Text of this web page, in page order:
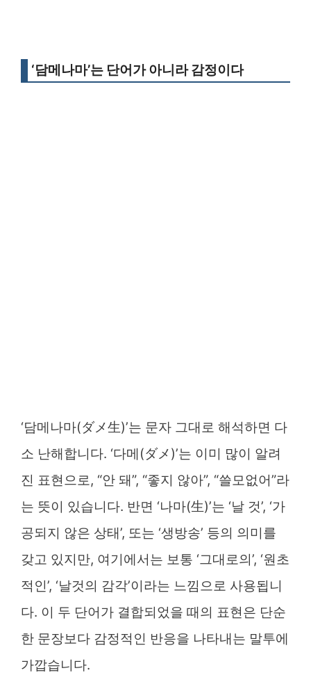
‘담메나마’는 단어가 아니라 감정이다
‘담메나마(ダメ生)’는 문자 그대로 해석하면 다
소 난해합니다. ‘다메(ダメ)’는 이미 많이 알려
진 표현으로, “안 돼”, “좋지 않아”, “쓸모없어”라
는 뜻이 있습니다. 반면 ‘나마(生)’는 ‘날 것’, ‘가
공되지 않은 상태’, 또는 ‘생방송’ 등의 의미를
갖고 있지만, 여기에서는 보통 ‘그대로의’, ‘원초
적인’, ‘날것의 감각’이라는 느낌으로 사용됩니
다. 이 두 단어가 결합되었을 때의 표현은 단순
한 문장보다 감정적인 반응을 나타내는 말투에
가깝습니다.